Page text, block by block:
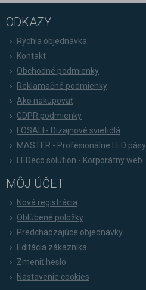
ODKAZY
Rýchla objednávka
Kontakt
Obchodné podmienky
Reklamačné podmienky
Ako nakupovať
GDPR podmienky
FOSALI - Dizajnové svietidlá
MASTER - Profesionálne LED pásy
LEDeco solution - Korporátny web
MÔJ ÚČET
Nová registrácia
Oblúbené položky
Predchádzajúce objednávky
Editácia zákazníka
Zmeniť heslo
Nastavenie cookies